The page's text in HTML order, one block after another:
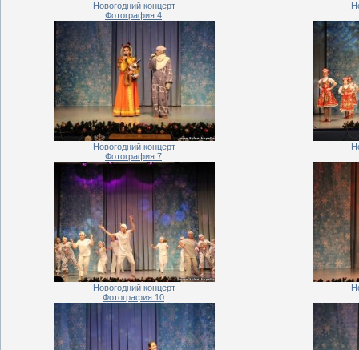
Новогодний концерт
Фотография 4
Новогодний концерт
Фотография 7
Новогодний концерт
Фотография 10